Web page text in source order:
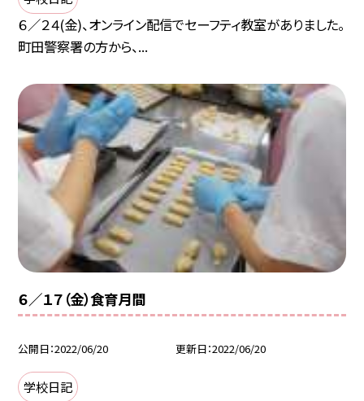
６／２４(金)、オンライン配信でセーフティ教室がありました。
町田警察署の方から、...
６／１７（金）食育月間
公開日 2022/06/20 更新日 2022/06/20
学校日記